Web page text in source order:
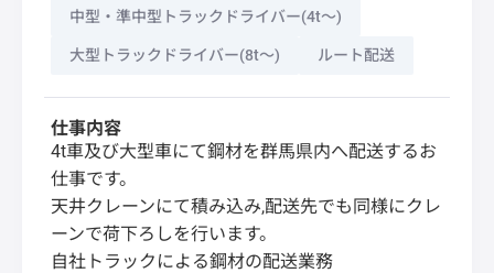
中型・準中型トラックドライバー(4t～)
大型トラックドライバー(8t～) ルート配送
仕事内容
4t車及び大型車にて鋼材を群馬県内へ配送するお
仕事です。
天井クレーンにて積み込み,配送先でも同様にクレ
ーンで荷下ろしを行います。
自社トラックによる鋼材の配送業務